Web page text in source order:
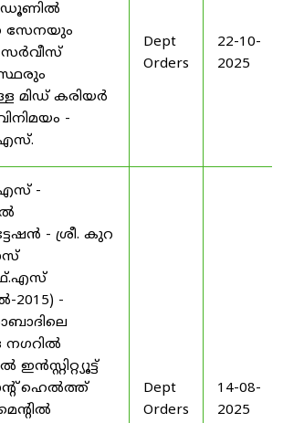
സേനയും
സർവീസ്
മിഡ് കരിയർ
-
Dept
Orders
22-10-
2025
-
- ശ്രീ. കുറ
-
നഗറിൽ
ഹെൽത്ത്
Dept
Orders
14-08-
2025